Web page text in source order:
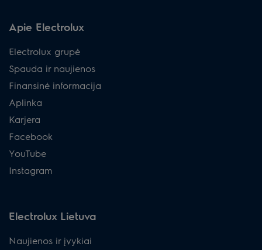
Apie Electrolux
Electrolux grupė
Spauda ir naujienos
Finansinė informacija
Aplinka
Karjera
Facebook
YouTube
Instagram
Electrolux Lietuva
Naujienos ir įvykiai